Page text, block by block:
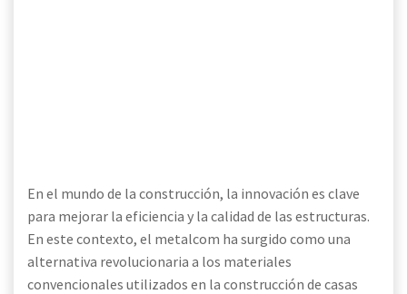
En el mundo de la construcción, la innovación es clave
para mejorar la eficiencia y la calidad de las estructuras.
En este contexto, el metalcom ha surgido como una
alternativa revolucionaria a los materiales
convencionales utilizados en la construcción de casas